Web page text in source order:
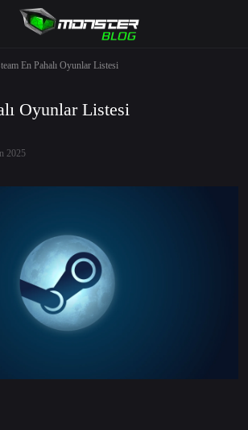
En Pahalı Oyunlar Listesi
Oyunlar Listesi
2025